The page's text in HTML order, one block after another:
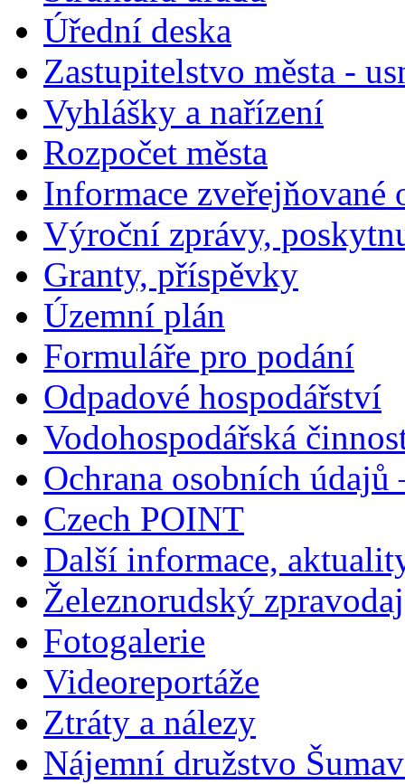
Úřední deska
Zastupitelstvo města -
Vyhlášky a nařízení
Rozpočet města
Informace zveřejňované
Výroční zprávy,
Granty, příspěvky
Územní plán
Formuláře pro podání
Odpadové hospodářství
Vodohospodářská
Ochrana osobních údajů
Czech POINT
Další informace,
Železnorudský zpravodaj
Fotogalerie
Videoreportáže
Ztráty a nálezy
Nájemní družstvo